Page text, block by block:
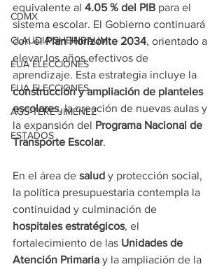
CDMX
CLAUDIA SHEINBAUM
EUA ELECCIONES
EUA ELECCIONES
AGS-TERE JIMÉNEZ
ESTADOS
equivalente al 4.05 % del PIB para el
sistema escolar. El Gobierno continuará
con el Plan Horizonte 2034, orientado a
elevar los años efectivos de
aprendizaje. Esta estrategia incluye la
construcción y ampliación de planteles
escolares, la creación de nuevas aulas y
la expansión del Programa Nacional de
Transporte Escolar.
En el área de salud y protección social,
la política presupuestaria contempla la
continuidad y culminación de
hospitales estratégicos, el
fortalecimiento de las Unidades de
Atención Primaria y la ampliación de la